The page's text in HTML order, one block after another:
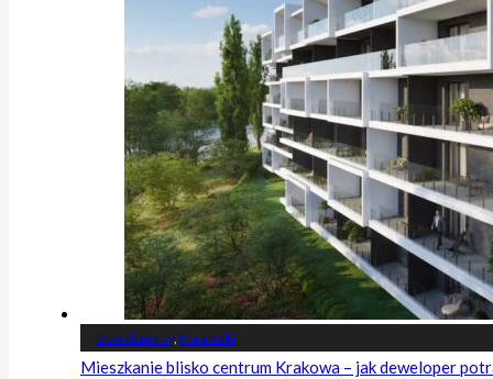
Deweloperzy, Poradniki
Mieszkanie blisko centrum Krakowa – jak deweloper